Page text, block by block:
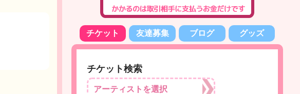
チケット 友達募集 ブログ グッズ
チケット検索